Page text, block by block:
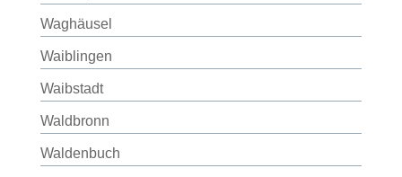
Waghäusel
Waiblingen
Waibstadt
Waldbronn
Waldenbuch